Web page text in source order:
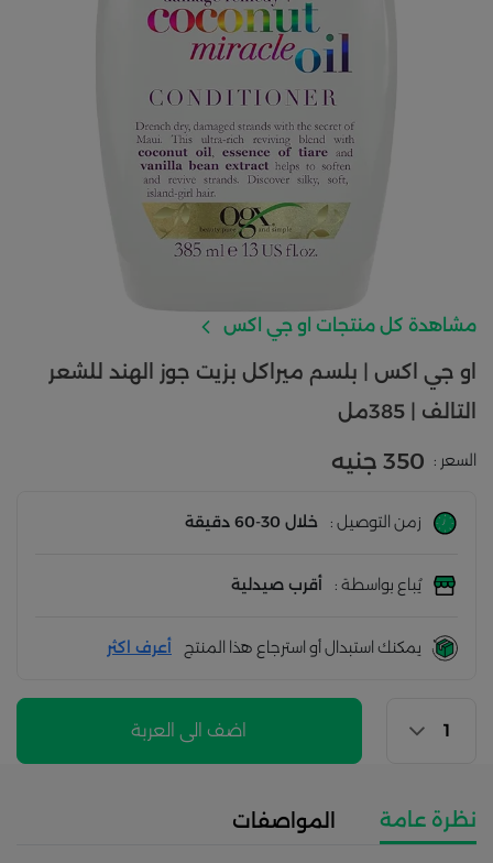
مشاهدة كل منتجات او جي اكس
او جي اكس | بلسم ميراكل بزيت جوز الهند للشعر
التالف | 385مل
السعر : 350 جنيه
زمن التوصيل : خلال 30-60 دقيقة
يُباع بواسطة : أقرب صيدلية
يمكنك استبدال أو استرجاع هذا المنتج أعرف اكثر
اضف الى العربة
نظرة عامة المواصفات